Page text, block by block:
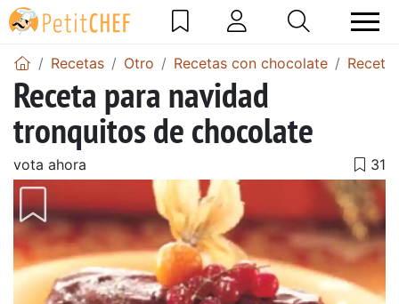
Recetas Otro Recetas con chocolate
Receta para navidad
tronquitos de chocolate
vota ahora